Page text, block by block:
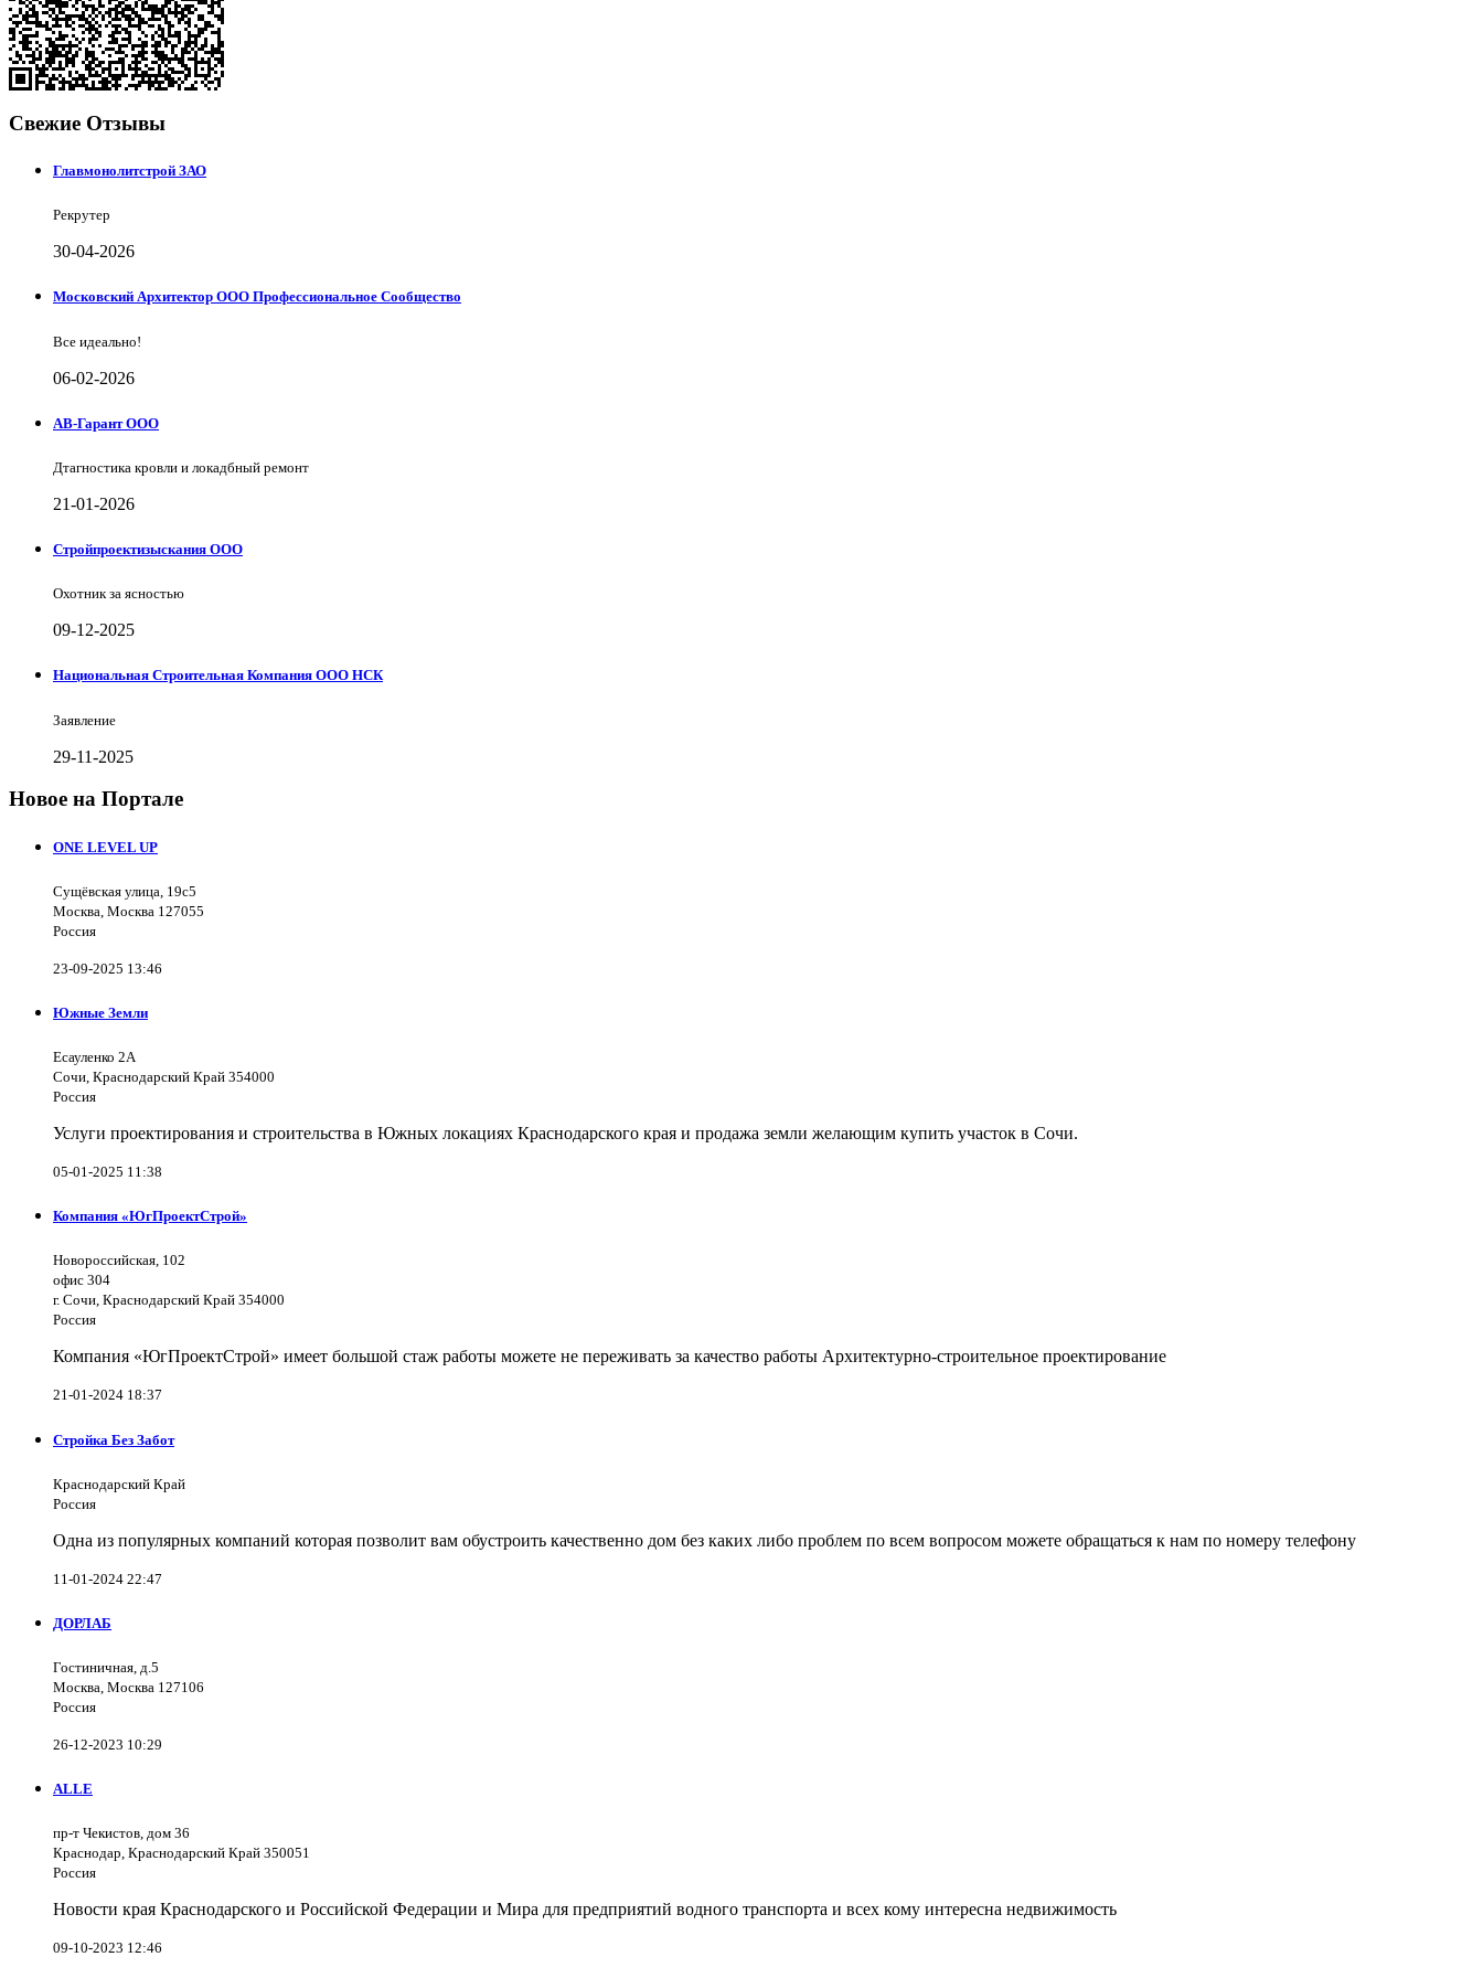
Свежие Отзывы
Главмонолитстрой ЗАО
Рекрутер
30-04-2026
Московский Архитектор ООО Профессиональное Сообщество
Все идеально!
06-02-2026
АВ-Гарант ООО
Дтагностика кровли и локадбный ремонт
21-01-2026
Стройпроектизыскания ООО
Охотник за ясностью
09-12-2025
Национальная Строительная Компания ООО НСК
Заявление
29-11-2025
Новое на Портале
ONE LEVEL UP
Сущёвская улица, 19с5
Москва, Москва 127055
Россия
23-09-2025 13:46
Южные Земли
Есауленко 2А
Сочи, Краснодарский Край 354000
Россия
Услуги проектирования и строительства в Южных локациях Краснодарского края и продажа земли желающим купить участок в Сочи.
05-01-2025 11:38
Компания «ЮгПроектСтрой»
Новороссийская, 102
офис 304
г. Сочи, Краснодарский Край 354000
Россия
Компания «ЮгПроектСтрой» имеет большой стаж работы можете не переживать за качество работы Архитектурно-строительное проектирование
21-01-2024 18:37
Стройка Без Забот
Краснодарский Край
Россия
Одна из популярных компаний которая позволит вам обустроить качественно дом без каких либо проблем по всем вопросом можете обращаться к нам по номеру телефону
11-01-2024 22:47
ДОРЛАБ
Гостиничная, д.5
Москва, Москва 127106
Россия
26-12-2023 10:29
ALLE
пр-т Чекистов, дом 36
Краснодар, Краснодарский Край 350051
Россия
Новости края Краснодарского и Российской Федерации и Мира для предприятий водного транспорта и всех кому интересна недвижимость
09-10-2023 12:46